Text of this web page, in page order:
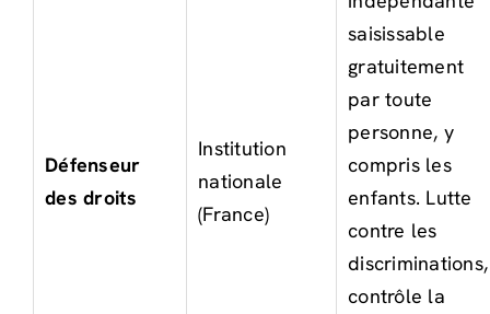
Défenseur
des droits
Institution
nationale
(France)
saisissable
gratuitement
par toute
personne, y
compris les
enfants. Lutte
contre les
discriminations,
contrôle la